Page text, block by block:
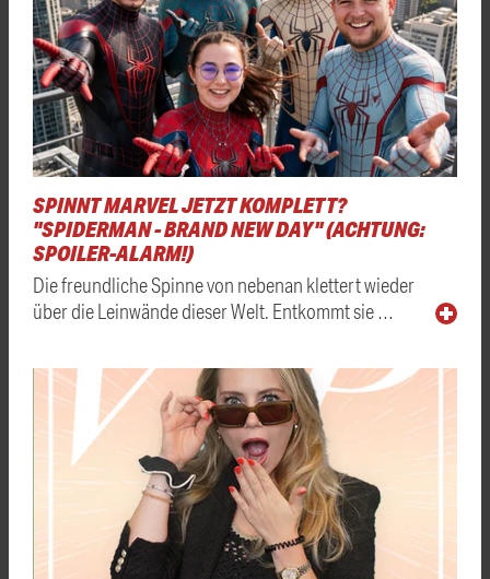
SPINNT MARVEL JETZT KOMPLETT?
"SPIDERMAN - BRAND NEW DAY" (ACHTUNG:
SPOILER-ALARM!)
Die freundliche Spinne von nebenan klettert wieder
über die Leinwände dieser Welt. Entkommt sie …